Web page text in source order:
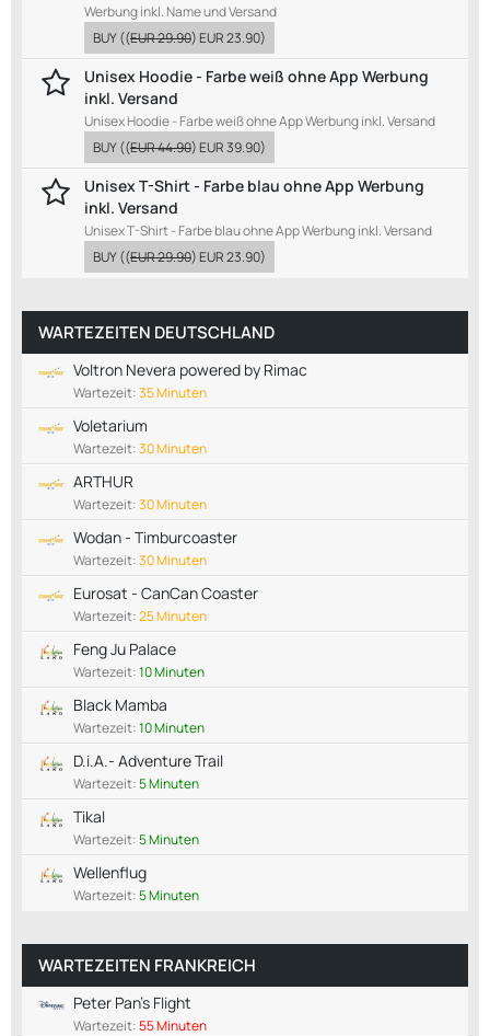
Werbung inkl. Name und Versand
BUY((EUR 29.90)EUR 23.90)
Unisex Hoodie - Farbe weiß ohne App Werbung
inkl. Versand
Unisex Hoodie - Farbe weiß ohne App Werbung inkl. Versand
BUY((EUR 44.90)EUR 39.90)
Unisex T-Shirt - Farbe blau ohne App Werbung
inkl. Versand
Unisex T-Shirt - Farbe blau ohne App Werbung inkl. Versand
BUY((EUR 29.90)EUR 23.90)
WARTEZEITEN DEUTSCHLAND
Voltron Nevera powered by Rimac
Wartezeit:35 Minuten
Voletarium
Wartezeit:30 Minuten
ARTHUR
Wartezeit:30 Minuten
Wodan - Timburcoaster
Wartezeit:30 Minuten
Eurosat - CanCan Coaster
Wartezeit:25 Minuten
Feng Ju Palace
Wartezeit:10 Minuten
Black Mamba
Wartezeit:10 Minuten
D.i.A.- Adventure Trail
Wartezeit:5 Minuten
Tikal
Wartezeit:5 Minuten
Wellenflug
Wartezeit:5 Minuten
WARTEZEITEN FRANKREICH
Peter Pan's Flight
Wartezeit:55 Minuten